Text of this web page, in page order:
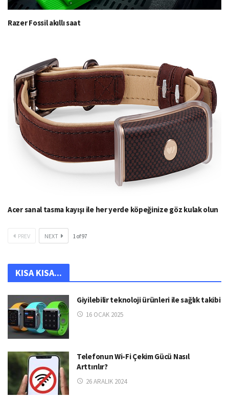
Razer Fossil akıllı saat
Acer sanal tasma kayışı ile her yerde köpeğinize göz kulak olun
PREV NEXT 1 of97
KISA KISA...
Giyilebilir teknoloji ürünleri ile sağlık takibi
16 OCAK 2025
Telefonun Wi-Fi Çekim Gücü Nasıl
Arttırılır?
26 ARALIK 2024